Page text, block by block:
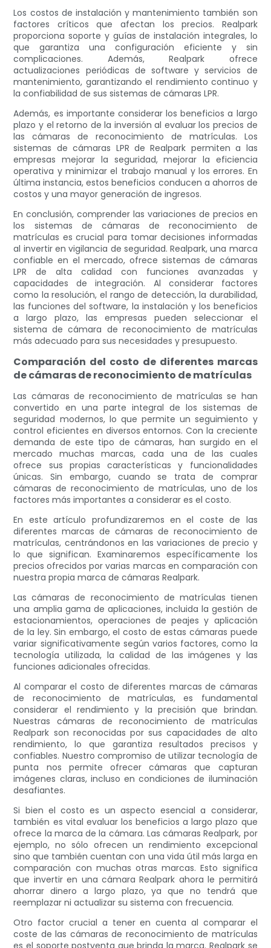
Los costos de instalación y mantenimiento también son
factores críticos que afectan los precios. Realpark
proporciona soporte y guías de instalación integrales, lo
que garantiza una configuración eficiente y sin
complicaciones. Además, Realpark ofrece
actualizaciones periódicas de software y servicios de
mantenimiento, garantizando el rendimiento continuo y
la confiabilidad de sus sistemas de cámaras LPR.
Además, es importante considerar los beneficios a largo
plazo y el retorno de la inversión al evaluar los precios de
las cámaras de reconocimiento de matrículas. Los
sistemas de cámaras LPR de Realpark permiten a las
empresas mejorar la seguridad, mejorar la eficiencia
operativa y minimizar el trabajo manual y los errores. En
última instancia, estos beneficios conducen a ahorros de
costos y una mayor generación de ingresos.
En conclusión, comprender las variaciones de precios en
los sistemas de cámaras de reconocimiento de
matrículas es crucial para tomar decisiones informadas
al invertir en vigilancia de seguridad. Realpark, una marca
confiable en el mercado, ofrece sistemas de cámaras
LPR de alta calidad con funciones avanzadas y
capacidades de integración. Al considerar factores
como la resolución, el rango de detección, la durabilidad,
las funciones del software, la instalación y los beneficios
a largo plazo, las empresas pueden seleccionar el
sistema de cámara de reconocimiento de matrículas
más adecuado para sus necesidades y presupuesto.
Comparación del costo de diferentes marcas
de cámaras de reconocimiento de matrículas
Las cámaras de reconocimiento de matrículas se han
convertido en una parte integral de los sistemas de
seguridad modernos, lo que permite un seguimiento y
control eficientes en diversos entornos. Con la creciente
demanda de este tipo de cámaras, han surgido en el
mercado muchas marcas, cada una de las cuales
ofrece sus propias características y funcionalidades
únicas. Sin embargo, cuando se trata de comprar
cámaras de reconocimiento de matrículas, uno de los
factores más importantes a considerar es el costo.
En este artículo profundizaremos en el coste de las
diferentes marcas de cámaras de reconocimiento de
matrículas, centrándonos en las variaciones de precio y
lo que significan. Examinaremos específicamente los
precios ofrecidos por varias marcas en comparación con
nuestra propia marca de cámaras Realpark.
Las cámaras de reconocimiento de matrículas tienen
una amplia gama de aplicaciones, incluida la gestión de
estacionamientos, operaciones de peajes y aplicación
de la ley. Sin embargo, el costo de estas cámaras puede
variar significativamente según varios factores, como la
tecnología utilizada, la calidad de las imágenes y las
funciones adicionales ofrecidas.
Al comparar el costo de diferentes marcas de cámaras
de reconocimiento de matrículas, es fundamental
considerar el rendimiento y la precisión que brindan.
Nuestras cámaras de reconocimiento de matrículas
Realpark son reconocidas por sus capacidades de alto
rendimiento, lo que garantiza resultados precisos y
confiables. Nuestro compromiso de utilizar tecnología de
punta nos permite ofrecer cámaras que capturan
imágenes claras, incluso en condiciones de iluminación
desafiantes.
Si bien el costo es un aspecto esencial a considerar,
también es vital evaluar los beneficios a largo plazo que
ofrece la marca de la cámara. Las cámaras Realpark, por
ejemplo, no sólo ofrecen un rendimiento excepcional
sino que también cuentan con una vida útil más larga en
comparación con muchas otras marcas. Esto significa
que invertir en una cámara Realpark ahora le permitirá
ahorrar dinero a largo plazo, ya que no tendrá que
reemplazar ni actualizar su sistema con frecuencia.
Otro factor crucial a tener en cuenta al comparar el
coste de las cámaras de reconocimiento de matrículas